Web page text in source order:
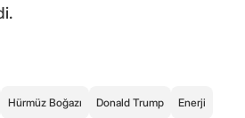
Hürmüz Boğazı Donald Trump Enerji